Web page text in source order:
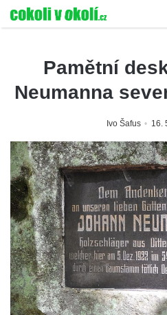
Pamětní
Neumanna
Ivo Šafus 16.